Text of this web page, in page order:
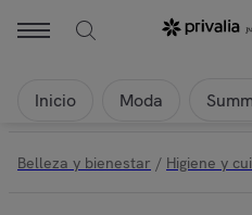
Inicio Moda
Belleza y bienestar / Higiene y